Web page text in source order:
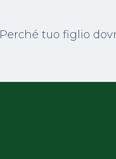
Perché tuo figlio